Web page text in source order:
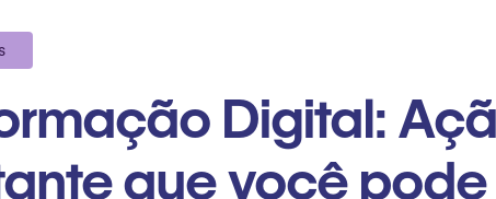
Digital:
que você pode